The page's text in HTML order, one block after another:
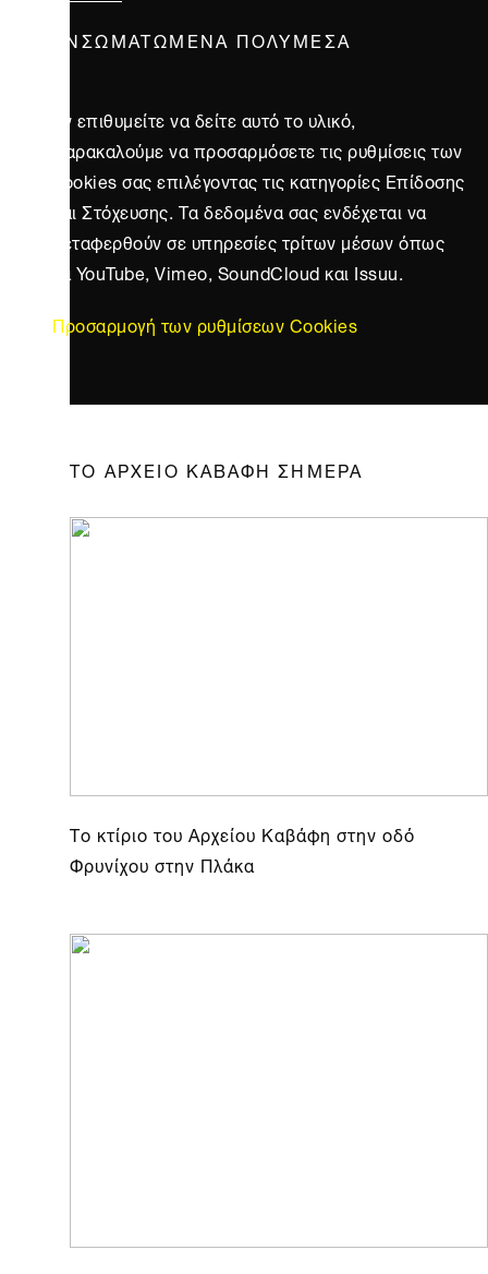
ΕΝΣΩΜΑΤΩΜΈΝΑ ΠΟΛΥΜΈΣΑ
Αν επιθυμείτε να δείτε αυτό το υλικό,
παρακαλούμε να προσαρμόσετε τις ρυθμίσεις των
cookies σας επιλέγοντας τις κατηγορίες Επίδοσης
και Στόχευσης. Τα δεδομένα σας ενδέχεται να
μεταφερθούν σε υπηρεσίες τρίτων μέσων όπως
τα YouTube, Vimeo, SoundCloud και Issuu.
Προσαρμογή των ρυθμίσεων Cookies
ΤΟ ΑΡΧΕΙΟ ΚΑΒΑΦΗ ΣΗΜΕΡΑ
Το κτίριο του Αρχείου Καβάφη στην οδό
Φρυνίχου στην Πλάκα